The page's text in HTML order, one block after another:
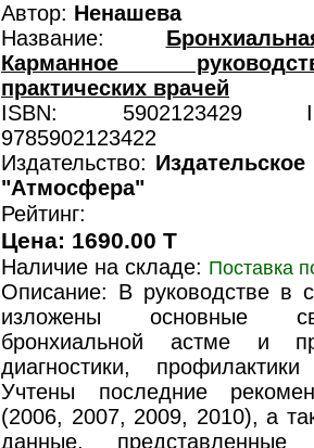
Автор: Ненашева
Название:
Карманное
практических врачей
ISBN: 5902123429
9785902123422
Издательство:
"Атмосфера"
Рейтинг:
Цена: 1690.00 T
Наличие на складе: Поставка
Описание: В руководстве в
изложены основные
бронхиальной астме и
диагностики,
Учтены последние
(2006, 2007, 2009, 2010), а
данные,